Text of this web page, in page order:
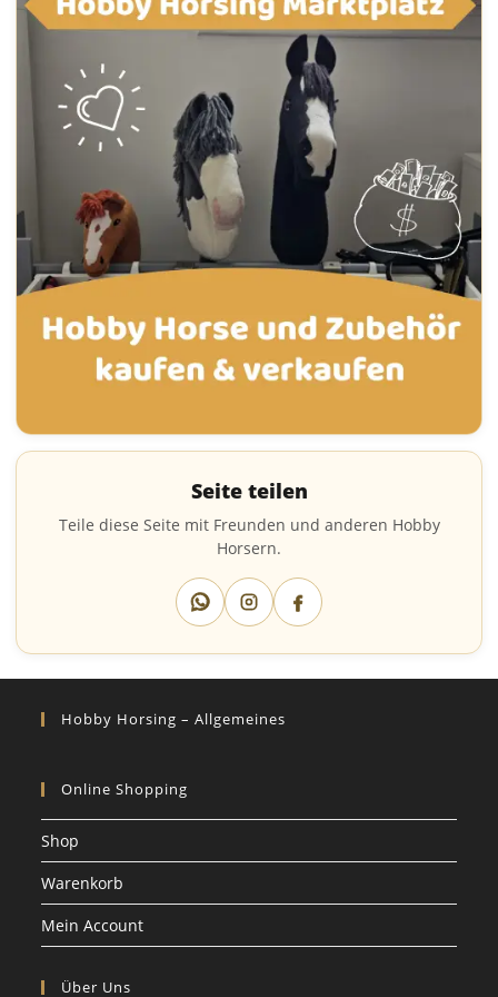
Seite teilen
Teile diese Seite mit Freunden und anderen Hobby
Horsern.
Hobby Horsing – Allgemeines
Online Shopping
Shop
Warenkorb
Mein Account
Über Uns